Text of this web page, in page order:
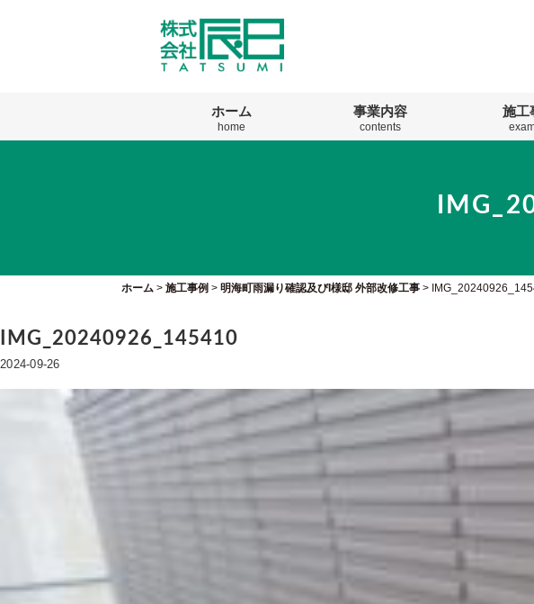
ホーム
home
事業内容
contents
施工
ホーム> 施工事例 > 明海町雨漏り確認及びI様邸 外部改修工事>
IMG_20240926_145410
2024-09-26